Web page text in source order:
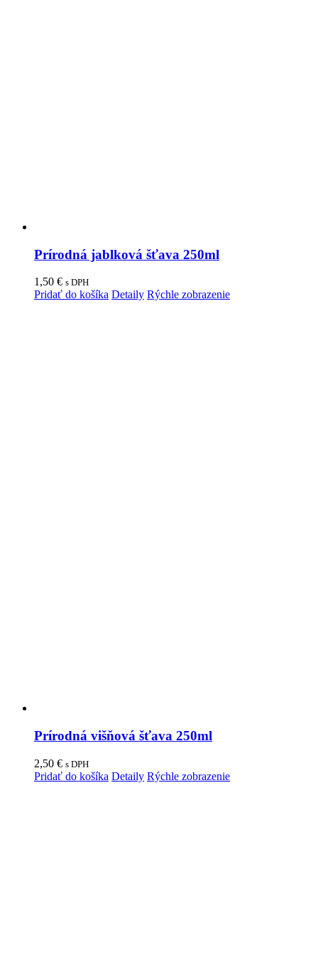
Prírodná jablková šťava 250ml
1,50 € s DPH
Pridať do košíka Detaily Rýchle zobrazenie
Prírodná višňová šťava 250ml
2,50 € s DPH
Pridať do košíka Detaily Rýchle zobrazenie